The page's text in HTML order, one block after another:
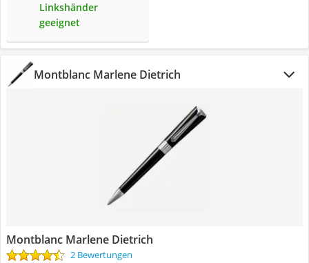
Linkshänder
geeignet
Montblanc Marlene Dietrich
Montblanc Marlene Dietrich
2 Bewertungen